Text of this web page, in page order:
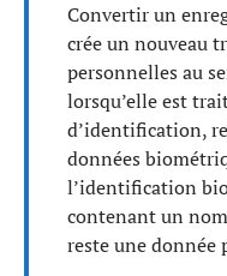
Convertir un
crée un nouveau
personnelles au
lorsqu’elle est
d’identification,
données
l’identification
contenant un
reste une donnée